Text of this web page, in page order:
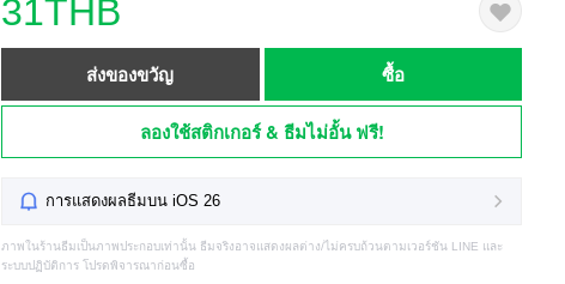
31THB
ส่งของขวัญ ซื้อ
ลองใช้สติกเกอร์ & ธีมไม่อั้น ฟรี!
การแสดงผลธีมบน iOS 26
ภาพในร้านธีมเป็นภาพประกอบเท่านั้น ธีมจริงอาจแสดงผลต่าง/ไม่ครบถ้วนตามเวอร์ชัน LINE และ
ระบบปฏิบัติการ โปรดพิจารณาก่อนซื้อ